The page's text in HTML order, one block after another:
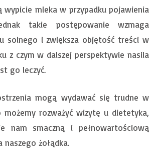
wypicie mleka w przypadku pojawienia
takie postępowanie wzmaga
solnego i zwiększa objętość treści w
z czym w dalszej perspektywie nasila
go leczyć.
mogą wydawać się trudne w
możemy rozważyć wizytę u dietetyka,
nam smaczną i pełnowartościową
naszego żołądka.